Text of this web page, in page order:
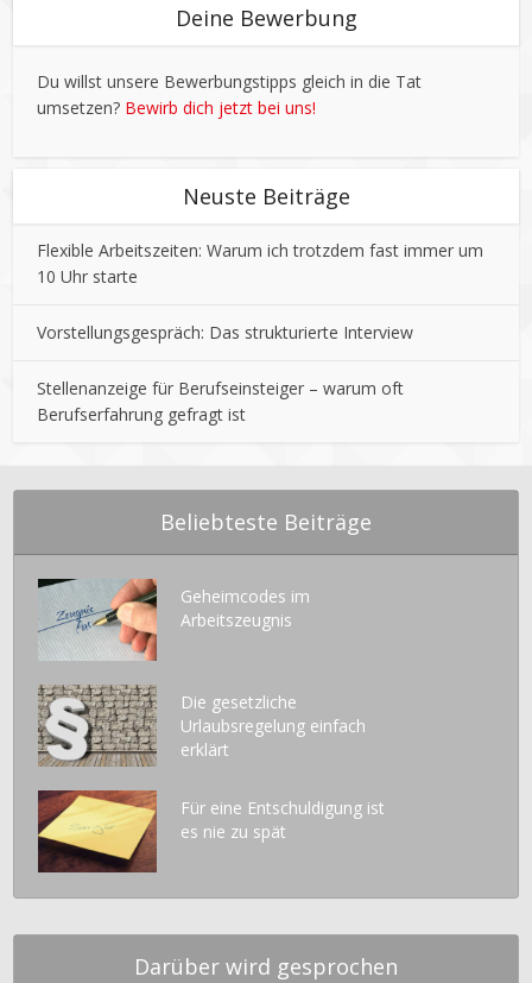
Deine Bewerbung
Du willst unsere Bewerbungstipps gleich in die Tat
umsetzen? Bewirb dich jetzt bei uns!
Neuste Beiträge
Flexible Arbeitszeiten: Warum ich trotzdem fast immer um
10 Uhr starte
Vorstellungsgespräch: Das strukturierte Interview
Stellenanzeige für Berufseinsteiger – warum oft
Berufserfahrung gefragt ist
Beliebteste Beiträge
Geheimcodes im
Arbeitszeugnis
Die gesetzliche
Urlaubsregelung einfach
erklärt
Für eine Entschuldigung ist
es nie zu spät
Darüber wird gesprochen